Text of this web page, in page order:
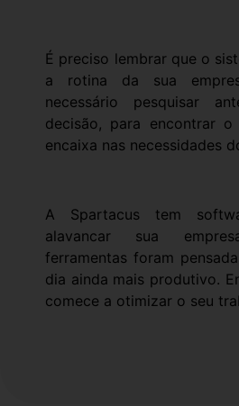
É preciso lembrar que o
a rotina da sua
necessário pesquisar
decisão, para encontrar
encaixa nas necessidades
A Spartacus tem
alavancar sua
ferramentas foram
dia ainda mais produtivo.
comece a otimizar o seu